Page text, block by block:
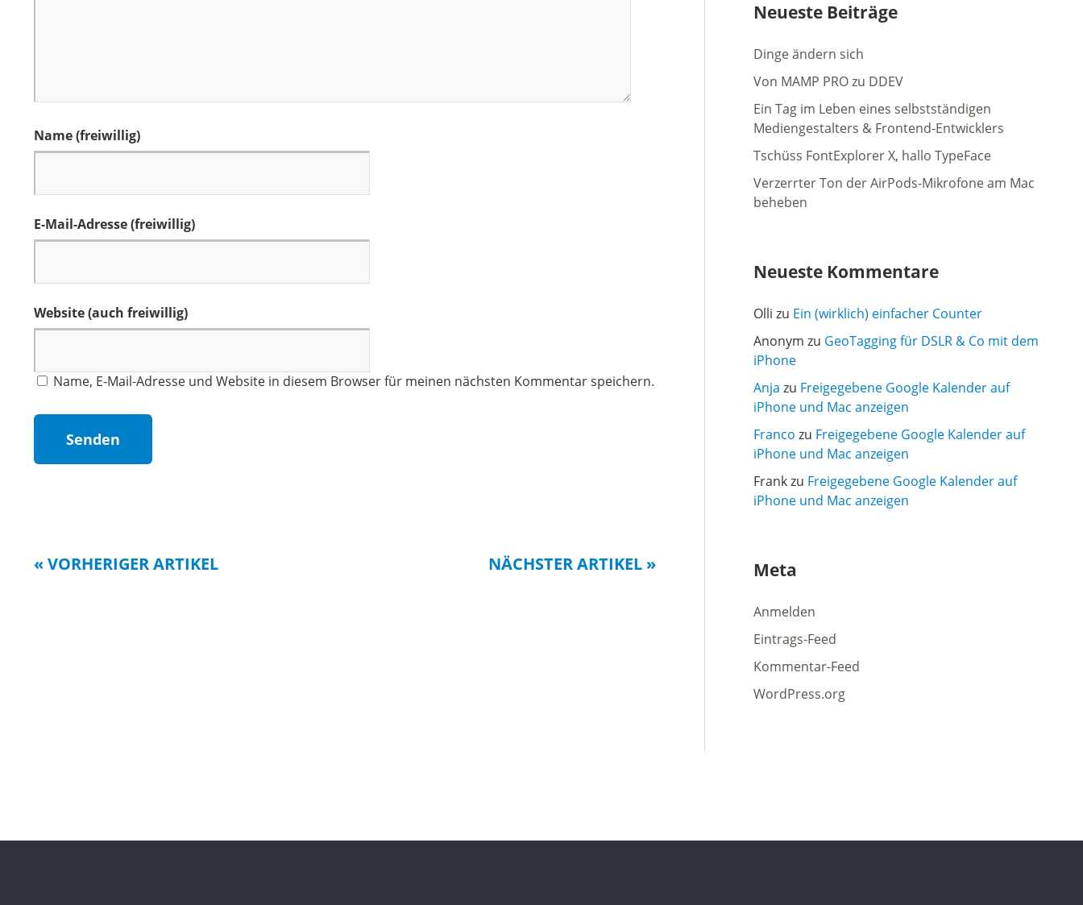
Name (freiwillig)
E-Mail-Adresse (freiwillig)
Website (auch freiwillig)
Name, E-Mail-Adresse und Website in diesem Browser für meinen nächsten Kommentar speichern.
NÄCHSTER ARTIKEL »
« VORHERIGER ARTIKEL
Neueste Beiträge
Dinge ändern sich
Von MAMP PRO zu DDEV
Ein Tag im Leben eines selbstständigen
Mediengestalters & Frontend-Entwicklers
Tschüss FontExplorer X, hallo TypeFace
Verzerrter Ton der AirPods-Mikrofone am Mac
beheben
Neueste Kommentare
Olli zu Ein (wirklich) einfacher Counter
Anonym zu GeoTagging für DSLR & Co mit dem
iPhone
Anja zu Freigegebene Google Kalender auf
iPhone und Mac anzeigen
Franco zu Freigegebene Google Kalender auf
iPhone und Mac anzeigen
Frankzu Freigegebene Google Kalender auf
iPhone und Mac anzeigen
Meta
Anmelden
Eintrags-Feed
Kommentar-Feed
WordPress.org